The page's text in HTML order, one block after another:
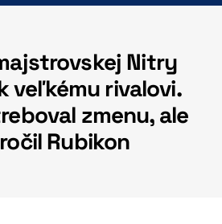
Nitry
veľkému rivalovi.
zmenu, ale
Rubikon